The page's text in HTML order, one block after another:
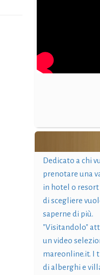
Dedicato a chi
prenotare una
in hotel o resort
di scegliere
saperne di più.
"Visitandolo"
un video
mareonline.it. I
di alberghi e